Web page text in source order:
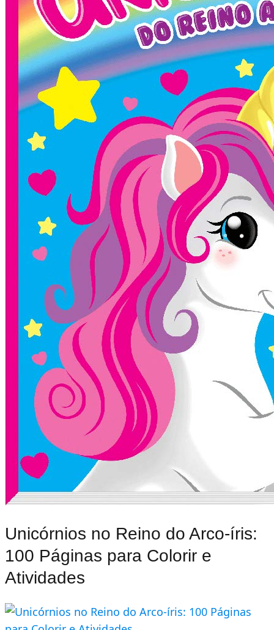
Unicórnios no Reino do Arco-íris:
100 Páginas para Colorir e
Atividades